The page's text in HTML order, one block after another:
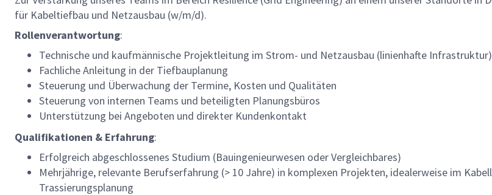
für Kabeltiefbau und Netzausbau (w/m/d).
Rollenverantwortung:
Technische und kaufmännische Projektleitung im Strom- und Netzausbau (linienhafte Infrastruktur)
Fachliche Anleitung in der Tiefbauplanung
Steuerung und Überwachung der Termine, Kosten und Qualitäten
Steuerung von internen Teams und beteiligten Planungsbüros
Unterstützung bei Angeboten und direkter Kundenkontakt
Qualifikationen & Erfahrung:
Erfolgreich abgeschlossenes Studium (Bauingenieurwesen oder Vergleichbares)
Mehrjährige, relevante Berufserfahrung (> 10 Jahre) in komplexen Projekten, idealerweise im
Trassierungsplanung